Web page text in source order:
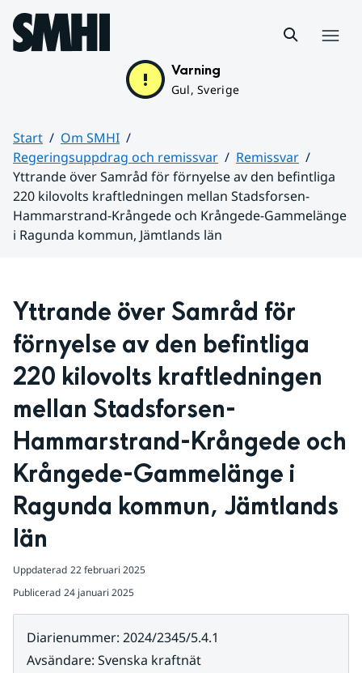
Hoppa till sidans innehåll
Varning
Gul, Sverige
Start
Om SMHI
Regeringsuppdrag och remissvar
Remissvar
Yttrande över Samråd för förnyelse av den befintliga
220 kilovolts kraftledningen mellan Stadsforsen-
Hammarstrand-Krångede och Krångede-Gammelänge
i Ragunda kommun, Jämtlands län
Yttrande över Samråd för
förnyelse av den befintliga
220 kilovolts kraftledningen
mellan Stadsforsen-
Hammarstrand-Krångede och
Krångede-Gammelänge i
Ragunda kommun, Jämtlands
län
Uppdaterad 22 februari 2025
Publicerad 24 januari 2025
Diarienummer: 2024/2345/5.4.1
Avsändare: Svenska kraftnät